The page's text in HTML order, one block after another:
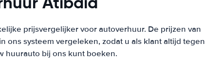
prijsvergelijker voor autoverhuur. De prijzen van
systeem vergeleken, zodat u als klant altijd tegen
huurauto bij ons kunt boeken.